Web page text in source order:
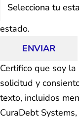
estado.
ENVIAR
Certifico que soy
solicitud y
texto, incluidos
CuraDebt